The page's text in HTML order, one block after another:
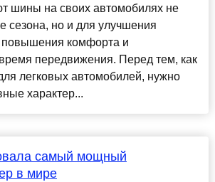
шины на своих автомобилях не
сезона, но и для улучшения
повышения комфорта и
передвижения. Перед тем, как
легковых автомобилей, нужно
характер...
самый мощный
в мире